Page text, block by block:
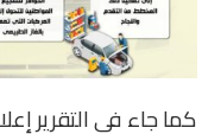
كما جاء في التقرير